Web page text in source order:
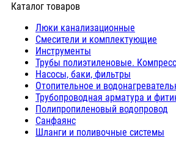
Каталог товаров
Люки канализационные
Cмесители и комплектующие
Инструменты
Трубы полиэтиленовые.
Насосы, баки, фильтры
Отопительное и
Трубопроводная арматура и
Полипропиленовый водопровод
Санфаянс
Шланги и поливочные системы